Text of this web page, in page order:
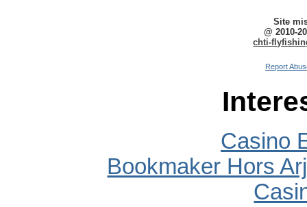
Site
@ 2010-
chti-
Report
Casino
Bookmaker Hors